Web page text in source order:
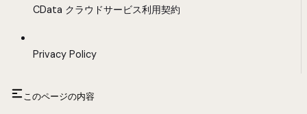
CData クラウドサービス利用契約
Privacy Policy
このページの内容